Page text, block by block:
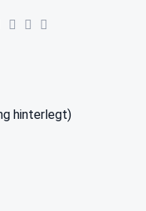
hinterlegt)